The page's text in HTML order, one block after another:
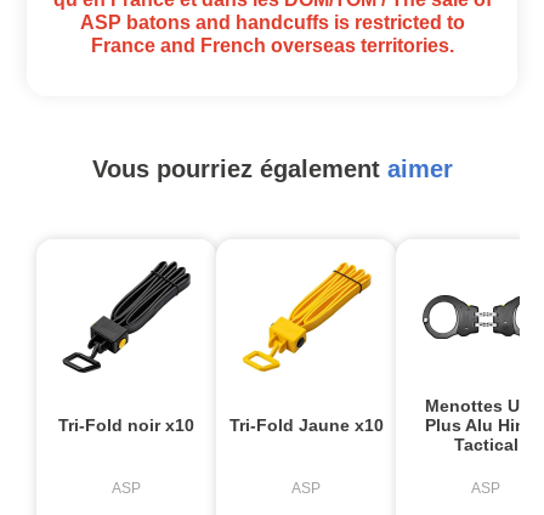
ASP batons and handcuffs is restricted to
France and French overseas territories.
Vous pourriez également aimer
Tri-Fold noir x10
ASP
Tri-Fold Jaune x10
ASP
Menottes
Plus Alu
Tactical
ASP